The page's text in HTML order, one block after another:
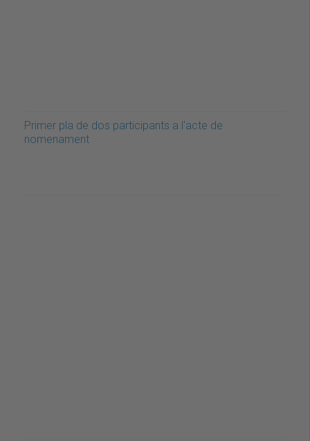
Primer pla de dos participants a l'acte de
nomenament